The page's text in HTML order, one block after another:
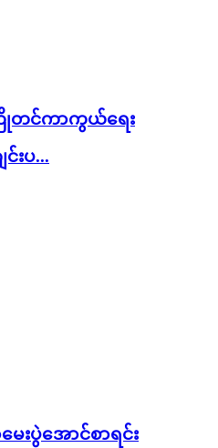
တင်ကာကွယ်ရေး
းပ...
းပွဲအောင်စာရင်း